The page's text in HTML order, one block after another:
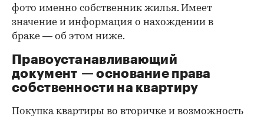
00:00 / 00:00
фото именно собственник жилья. Имеет
значение и информация о нахождении в
браке — об этом ниже.
Правоустанавливающий
документ — основание права
собственности на квартиру
Покупкаквартиры во вторичке и возможность